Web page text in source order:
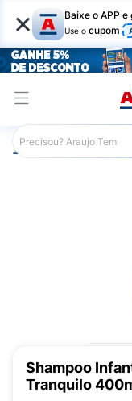
× Baixe o APP e
Use o cupom
Araujo Infantil
Shampoo
Tranquilo